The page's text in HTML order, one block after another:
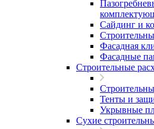
Сайдинг и
Фасадная
Фасадные
Строительные
Тенты и
Укрывные
Сухие